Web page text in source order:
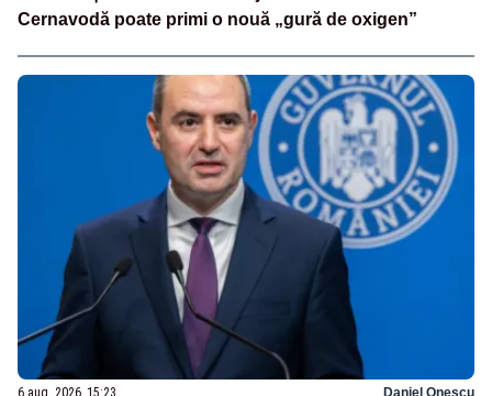
Cernavodă poate primi o nouă „gură de oxigen”
6 aug. 2026, 15:23 Daniel Onescu